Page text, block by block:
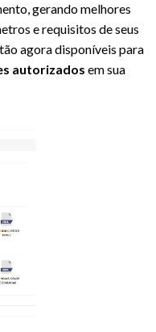
gerando melhores
e requisitos de seus
agora disponíveis para
autorizados em sua